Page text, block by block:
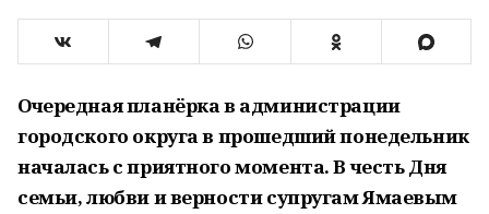
Очередная планёрка в администрации
городского округа в прошедший понедельник
началась с приятного момента. В честь Дня
семьи, любви и верности супругам Ямаевым